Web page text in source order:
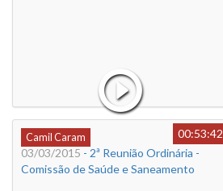
Camil Caram
00:53:42
03/03/2015 - 2ª Reunião Ordinária -
Comissão de Saúde e Saneamento